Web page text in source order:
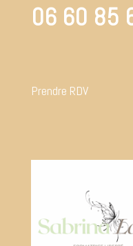
06 60 85
Prendre RDV